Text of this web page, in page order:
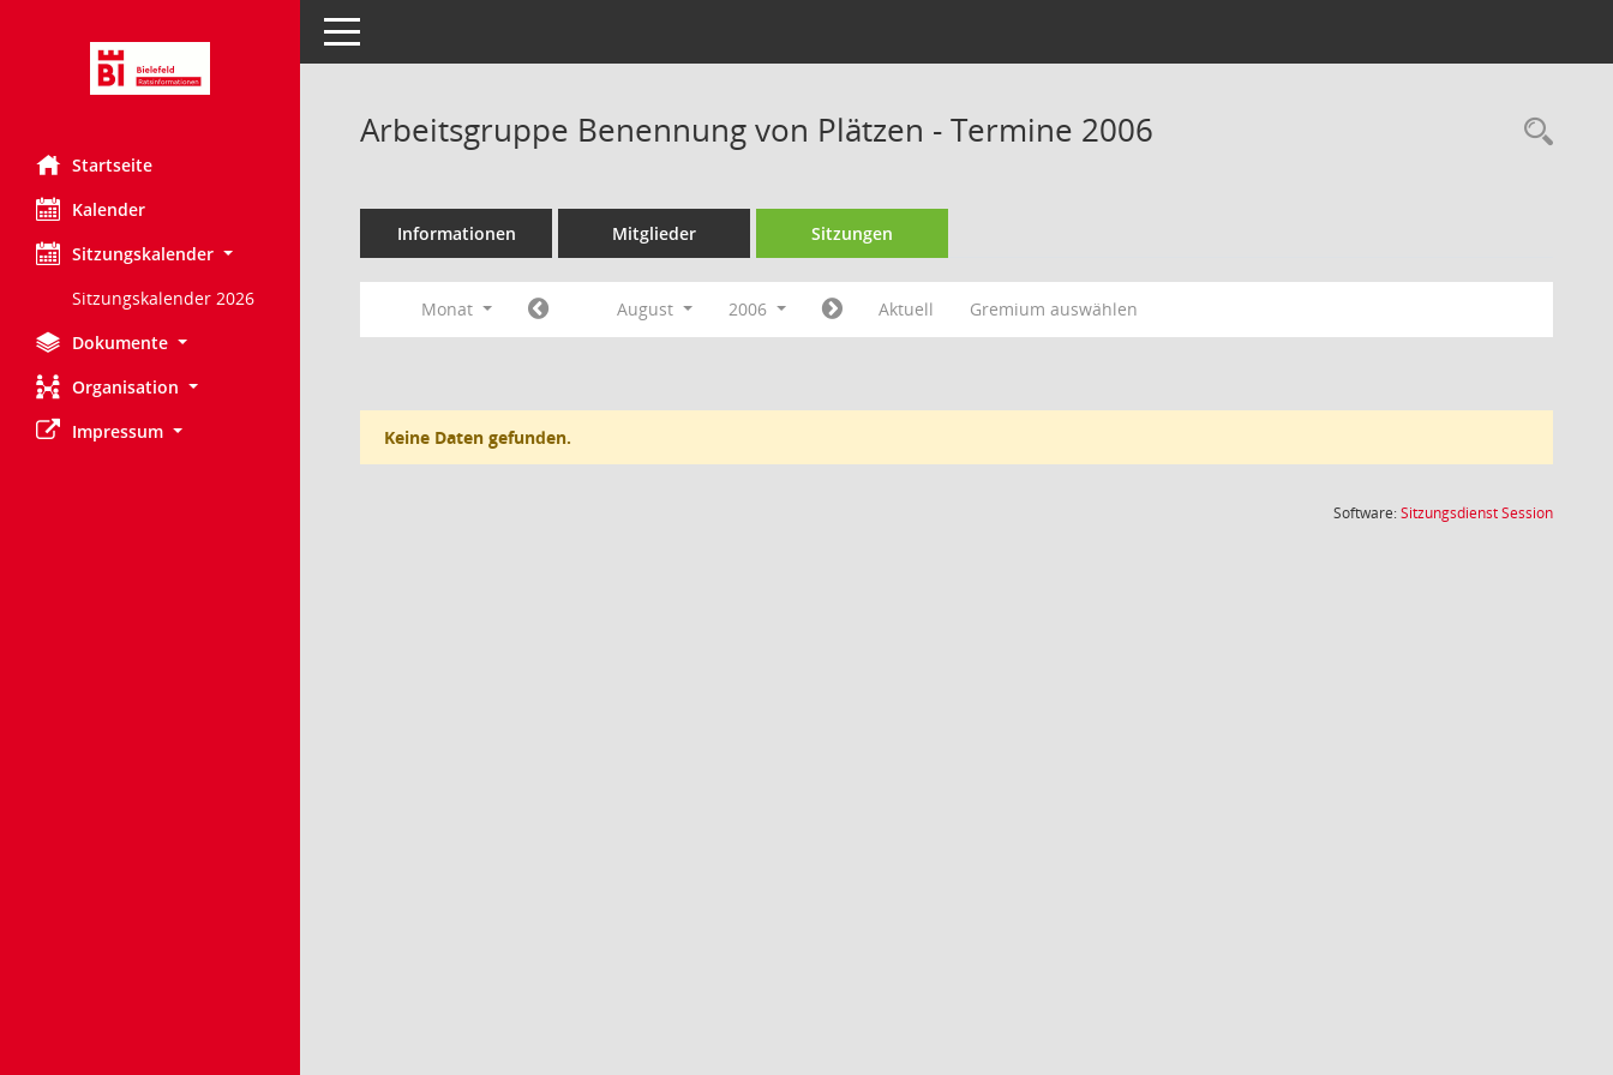
Startseite
Kalender
Sitzungskalender
Sitzungskalender 2026
Dokumente
Organisation
Impressum
Toggle navigation
Arbeitsgruppe Benennung von Plätzen - Termine 2006
Informationen Mitglieder Sitzungen
Monat August 2006 Aktuell Gremium auswählen
Keine Daten gefunden.
Software:SitzungsdienstSession(Wird in